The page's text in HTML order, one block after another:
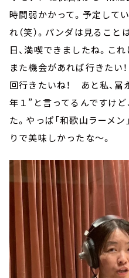
時間弱かかって。予定して
れ（笑）。パンダは見るこ
日、満喫できましたね。こ
また機会があれば行きたい
回行きたいね！ あと私、冨
年１”と言ってるんですけ
た。やっぱ「和歌山ラーメ
りで美味しかったな～。